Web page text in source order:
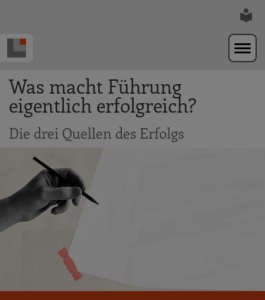
Was macht Führung
eigentlich erfolgreich?
Die drei Quellen des Erfolgs